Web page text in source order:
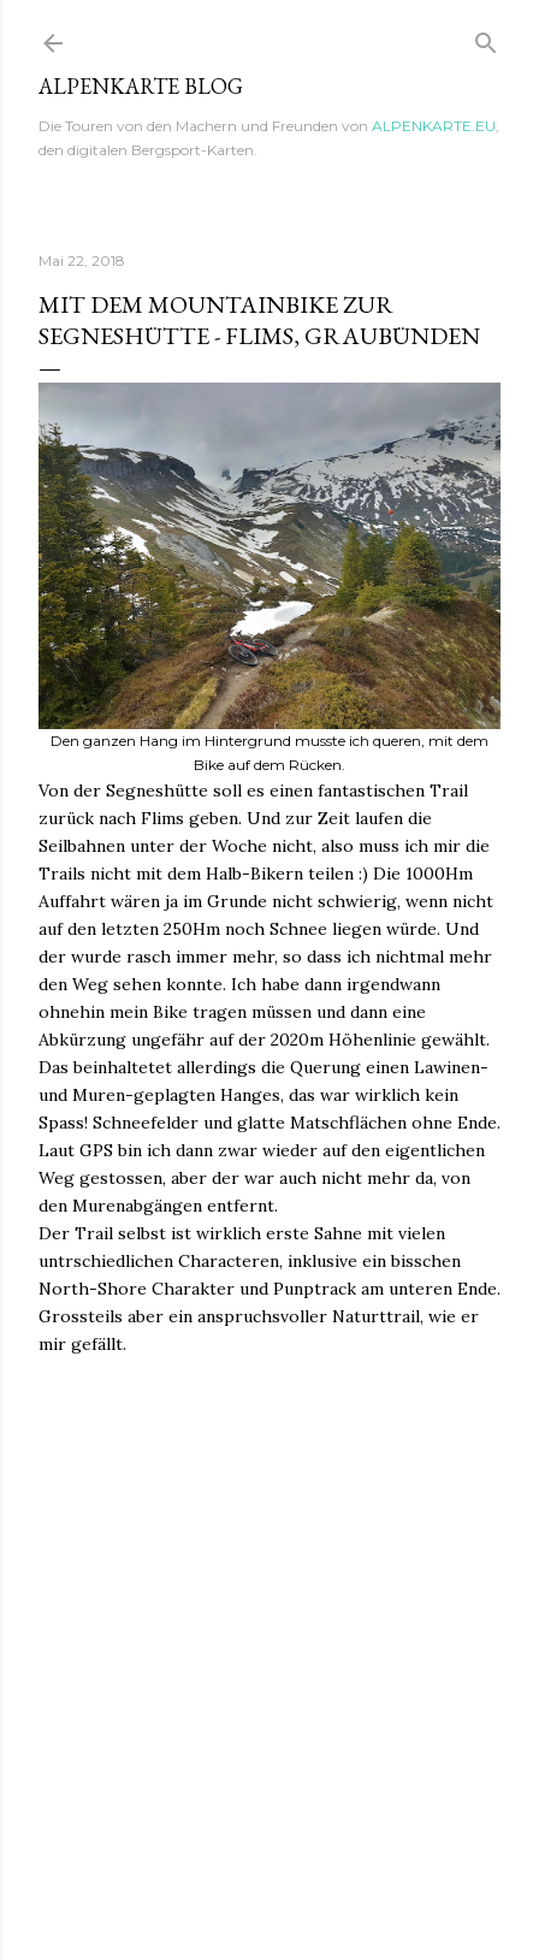
ALPENKARTE BLOG
Die Touren von den Machern und Freunden von ALPENKARTE.EU,
den digitalen Bergsport-Karten.
Mai 22, 2018
MIT DEM MOUNTAINBIKE ZUR
SEGNESHÜTTE - FLIMS, GRAUBÜNDEN
Den ganzen Hang im Hintergrund musste ich queren, mit dem
Bike auf dem Rücken.
Von der Segneshütte soll es einen fantastischen Trail
zurück nach Flims geben. Und zur Zeit laufen die
Seilbahnen unter der Woche nicht, also muss ich mir die
Trails nicht mit dem Halb-Bikern teilen :) Die 1000Hm
Auffahrt wären ja im Grunde nicht schwierig, wenn nicht
auf den letzten 250Hm noch Schnee liegen würde. Und
der wurde rasch immer mehr, so dass ich nichtmal mehr
den Weg sehen konnte. Ich habe dann irgendwann
ohnehin mein Bike tragen müssen und dann eine
Abkürzung ungefähr auf der 2020m Höhenlinie gewählt.
Das beinhaltetet allerdings die Querung einen Lawinen-
und Muren-geplagten Hanges, das war wirklich kein
Spass! Schneefelder und glatte Matschflächen ohne Ende.
Laut GPS bin ich dann zwar wieder auf den eigentlichen
Weg gestossen, aber der war auch nicht mehr da, von
den Murenabgängen entfernt.
Der Trail selbst ist wirklich erste Sahne mit vielen
untrschiedlichen Characteren, inklusive ein bisschen
North-Shore Charakter und Punptrack am unteren Ende.
Grossteils aber ein anspruchsvoller Naturttrail, wie er
mir gefällt.